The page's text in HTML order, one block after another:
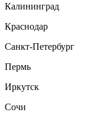
Калининград
Краснодар
Санкт-Петербург
Пермь
Иркутск
Сочи